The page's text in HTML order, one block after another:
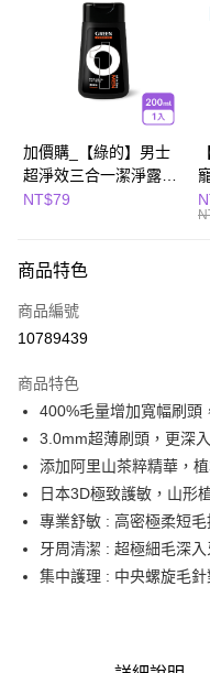
LINE Pay
Apple Pay
悠遊付
全盈+PAY
「Hami Point」為中華電信所
運送方式
全家取貨付款
付款後全家取貨
每筆NT$80，滿NT$799(含
每筆NT$80，滿NT$799(含
付款後萊爾富取貨
每筆NT$80，滿NT$799(含
加價購_【綠的】男士
超淨效三合一潔淨露
200ml(濃郁麝香)
NT$79
選)
商品特色
商品編號
10789439
商品特色
400%毛量增加寬幅刷頭
3.0mm超薄刷頭，更深
添加阿里山茶粹精華，
日本3D極致護敏，山形
專業舒敏 : 高密極柔短
牙周清潔 : 超極細毛深
集中護理 : 中央螺旋毛